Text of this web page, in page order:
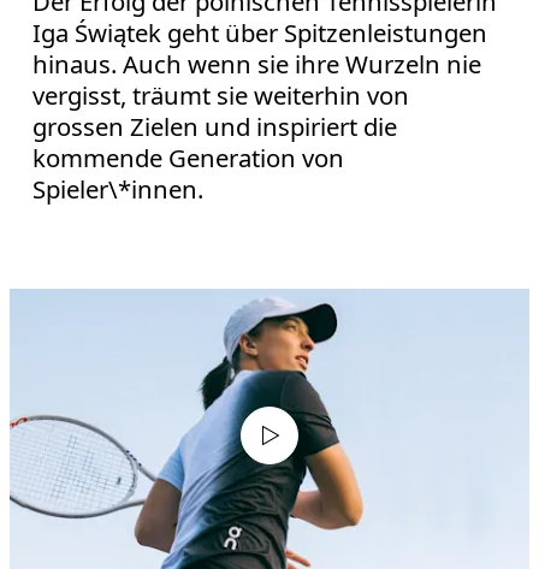
Iga Świątek geht über Spitzenleistungen
hinaus. Auch wenn sie ihre Wurzeln nie
vergisst, träumt sie weiterhin von
grossen Zielen und inspiriert die
kommende Generation von
Spieler\*innen.